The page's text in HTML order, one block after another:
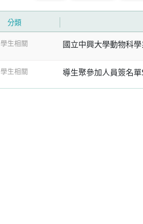
分類
學生相關 國立中興大學動物科
學生相關 導生聚參加人員簽名